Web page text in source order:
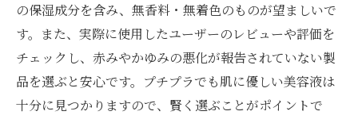
の保湿成分を含み、無香料・無着色のものが望ましいで
す。また、実際に使用したユーザーのレビューや評価を
チェックし、赤みやかゆみの悪化が報告されていない製
品を選ぶと安心です。プチプラでも肌に優しい美容液は
十分に見つかりますので、賢く選ぶことがポイントで